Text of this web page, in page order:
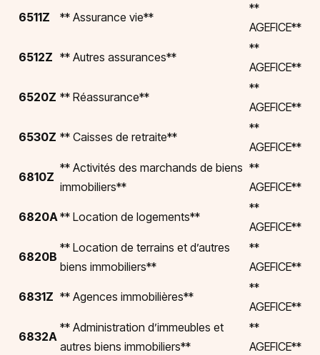
6511Z ** Assurance vie**
**
AGEFICE**
6512Z ** Autres assurances**
**
AGEFICE**
6520Z ** Réassurance**
**
AGEFICE**
6530Z ** Caisses de retraite**
**
AGEFICE**
6810Z
** Activités des marchands de biens
immobiliers**
**
AGEFICE**
6820A** Location de logements**
**
AGEFICE**
6820B
** Location de terrains et d’autres
biens immobiliers**
**
AGEFICE**
6831Z ** Agences immobilières**
**
AGEFICE**
6832A
** Administration d’immeubles et
autres biens immobiliers**
**
AGEFICE**